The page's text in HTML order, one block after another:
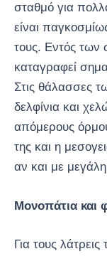
σταθμό για
είναι
τους. Εντός των
καταγραφεί
Στις θάλασσες
δελφίνια και
απόμερους
της και η
αν και με
Μονοπάτια και
Για τους